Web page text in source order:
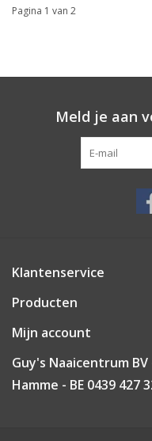
Pagina 1 van 2
Meld je aan
Klantenservice
Producten
Mijn account
Guy's Naaicentrum
Hamme - BE 0439 427